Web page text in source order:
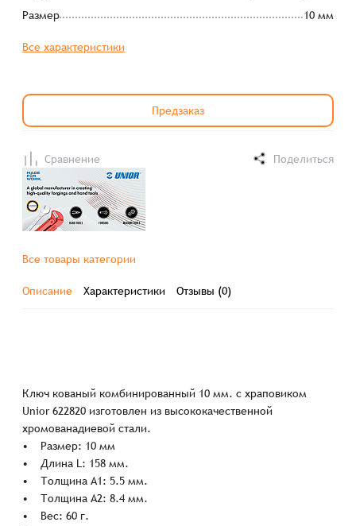
Размер
10 мм
Все характеристики
Предзаказ
Сравнение Поделиться
Все товары категории
Описание Характеристики Отзывы (0)
Ключ кованый комбинированный 10 мм. с храповиком
Unior 622820 изготовлен из высококачественной
хромованадиевой стали.
• Размер: 10 мм
• Длина L: 158 мм.
• Толщина А1: 5.5 мм.
• Толщина А2: 8.4 мм.
• Вес: 60 г.